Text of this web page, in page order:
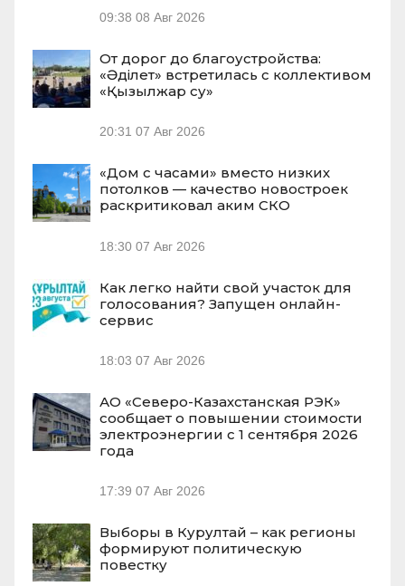
09:38 08 Авг 2026
От дорог до благоустройства:
«Әділет» встретилась с коллективом
«Қызылжар су»
20:31 07 Авг 2026
«Дом с часами» вместо низких
потолков — качество новостроек
раскритиковал аким СКО
18:30 07 Авг 2026
Как легко найти свой участок для
голосования? Запущен онлайн-
сервис
18:03 07 Авг 2026
АО «Северо-Казахстанская РЭК»
сообщает о повышении стоимости
электроэнергии с 1 сентября 2026
года
17:39 07 Авг 2026
Выборы в Курултай – как регионы
формируют политическую
повестку